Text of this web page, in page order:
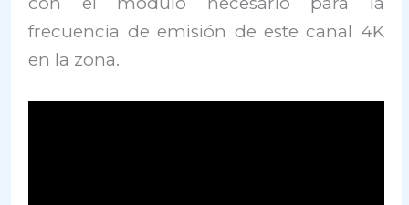
frecuencia de emisión de este canal 4K
en la zona.